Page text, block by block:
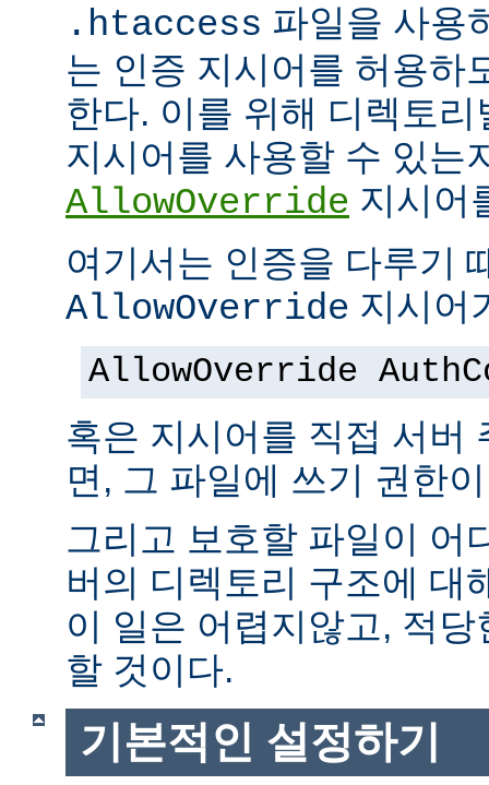
.htaccess 파일을 사용
는 인증 지시어를 허용하
한다. 이를 위해 디렉토
지시어를 사용할 수 있는
AllowOverride 지시어
여기서는 인증을 다루기
AllowOverride 지시어
AllowOverride
혹은 지시어를 직접 서버
면, 그 파일에 쓰기 권한
그리고 보호할 파일이 어
버의 디렉토리 구조에 대
이 일은 어렵지않고, 적
할 것이다.
기본적인 설정하기